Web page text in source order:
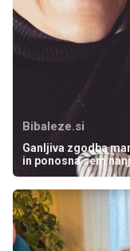
Bibaleze.si
Ganljiva zgodba
in ponosna sem nanj